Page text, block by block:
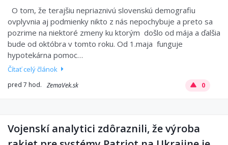
O tom, že terajšiu nepriaznivú slovenskú demografiu
ovplyvnia aj podmienky nikto z nás nepochybuje a preto sa
pozrime na niektoré zmeny ku ktorým došlo od mája a ďalšia
bude od októbra v tomto roku. Od 1.maja funguje
hypotekárna pomoc…
Čítať celý článok
pred 7 hod. ZemaVek.sk 0
Vojenskí analytici zdôraznili, že výroba